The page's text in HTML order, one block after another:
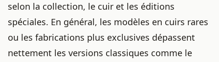
selon la collection, le cuir et les éditions
spéciales. En général, les modèles en cuirs rares
ou les fabrications plus exclusives dépassent
nettement les versions classiques comme le